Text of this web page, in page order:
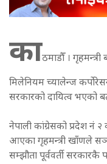
काठमाडौँ ।
मिलेनियम च्यालेन्ज
सरकारको दायित्व भएको
नेपाली कांग्रेसको प्रदेश
आएका गृहमन्त्री खाँणले
सम्झौता पूर्ववर्ती